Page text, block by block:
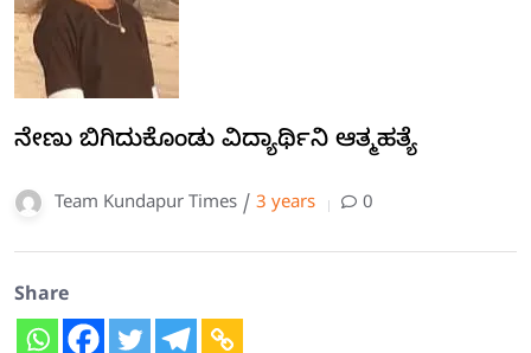
ನೇಣು ಬಿಗಿದುಕೊಂಡು ವಿದ್ಯಾರ್ಥಿನಿ ಆತ್ಮಹತ್ಯೆ
Team Kundapur Times / 3 years 0
Share